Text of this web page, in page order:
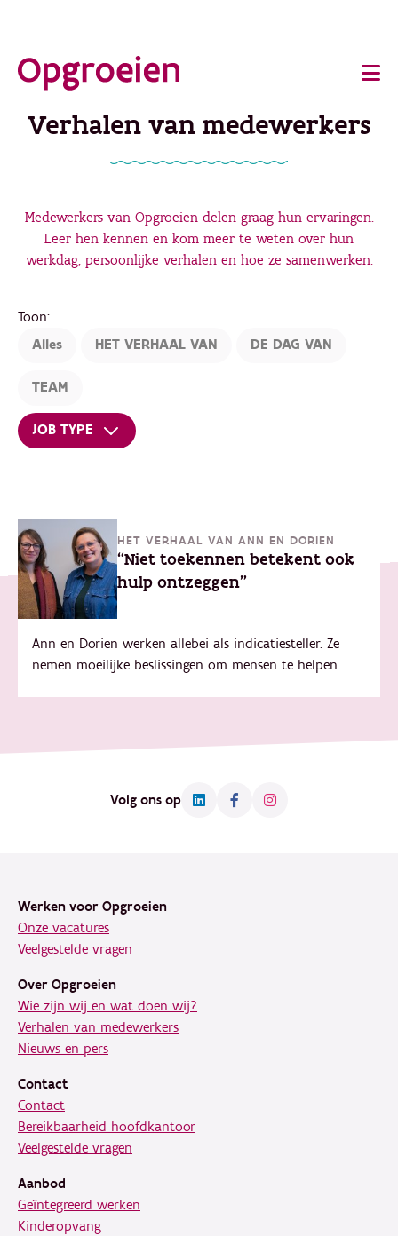
direct
hoofdinhoud
Main
navigation
Verhalen van medewerkers
Medewerkers van Opgroeien delen graag hun ervaringen.
Leer hen kennen en kom meer te weten over hun
werkdag, persoonlijke verhalen en hoe ze samenwerken.
Toon:
Alles HET VERHAAL VAN DE DAG VAN
TEAM
JOB TYPE
HET VERHAAL VAN ANN EN DORIEN
“Niet toekennen betekent ook
hulp ontzeggen"
Ann en Dorien werken allebei als indicatiesteller. Ze
nemen moeilijke beslissingen om mensen te helpen.
Volg ons op
Werken voor Opgroeien
Onze vacatures
Veelgestelde vragen
Over Opgroeien
Wie zijn wij en wat doen wij?
Verhalen van medewerkers
Nieuws en pers
Contact
Contact
Bereikbaarheid hoofdkantoor
Veelgestelde vragen
Aanbod
Geïntegreerd werken
Kinderopvang